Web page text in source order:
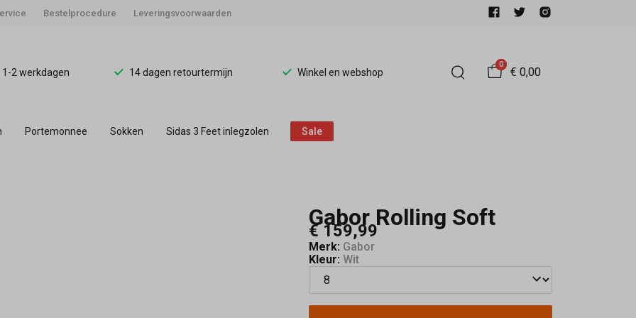
Bestelprocedure Leveringsvoorwaarden
1-2 werkdagen 14 dagen retourtermijn Winkel en webshop
0
€ 0,00
Portemonnee Sokken Sidas 3 Feet inlegzolen Sale
Gabor Rolling Soft
€ 159,99
Merk: Gabor
Kleur: Wit